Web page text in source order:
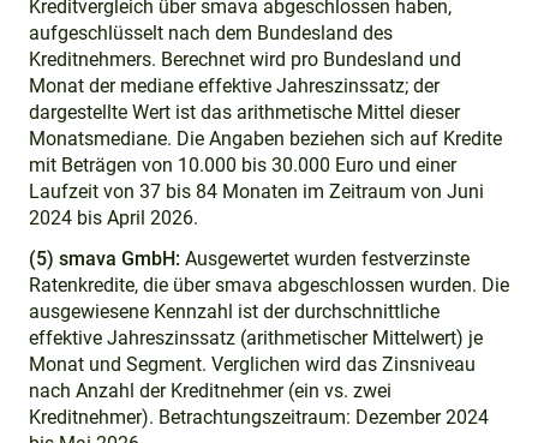
Kreditvergleich über smava abgeschlossen haben,
aufgeschlüsselt nach dem Bundesland des
Kreditnehmers. Berechnet wird pro Bundesland und
Monat der mediane effektive Jahreszinssatz; der
dargestellte Wert ist das arithmetische Mittel dieser
Monatsmediane. Die Angaben beziehen sich auf Kredite
mit Beträgen von 10.000 bis 30.000 Euro und einer
Laufzeit von 37 bis 84 Monaten im Zeitraum von Juni
2024 bis April 2026.
(5) smava GmbH: Ausgewertet wurden festverzinste
Ratenkredite, die über smava abgeschlossen wurden. Die
ausgewiesene Kennzahl ist der durchschnittliche
effektive Jahreszinssatz (arithmetischer Mittelwert) je
Monat und Segment. Verglichen wird das Zinsniveau
nach Anzahl der Kreditnehmer (ein vs. zwei
Kreditnehmer). Betrachtungszeitraum: Dezember 2024